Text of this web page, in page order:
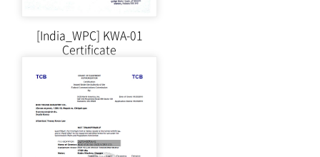
[India_WPC] KWA-01
Certificate